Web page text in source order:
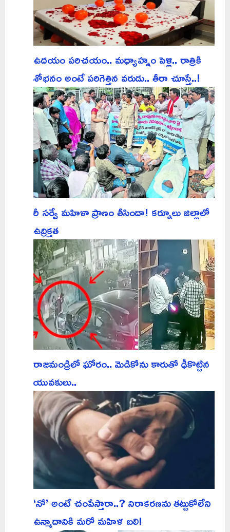
ఉదయం పరిచయం.. మధ్యాహ్నం పెళ్లి.. రాత్రికి
శోభనం అంటే పరిగెత్తిన వరుడు.. తీరా చూస్తే..!
రీ సర్వే మహిళా ప్రాణం తీసిందా! కర్నూలు జిల్లాలో
ఉద్రిక్తత
రాజమండ్రిలో ఘోరం.. మెడికోను కారుతో ఢీకొట్టిన
యువకులు..
‘నో’ అంటే చంపేస్తారా..? నిరాకరణను తట్టుకోలేని
ఉన్మాదానికి మరో మహిళ బలి!